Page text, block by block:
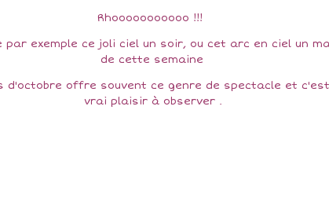
Rhooooooooooo !!!
par exemple ce joli ciel un soir, ou cet arc en ciel un
de cette semaine
d'octobre offre souvent ce genre de spectacle et
vrai plaisir à observer .